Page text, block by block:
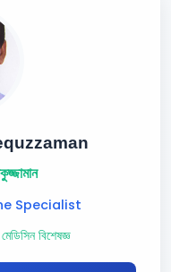
Specialist
বিশেষজ্ঞ